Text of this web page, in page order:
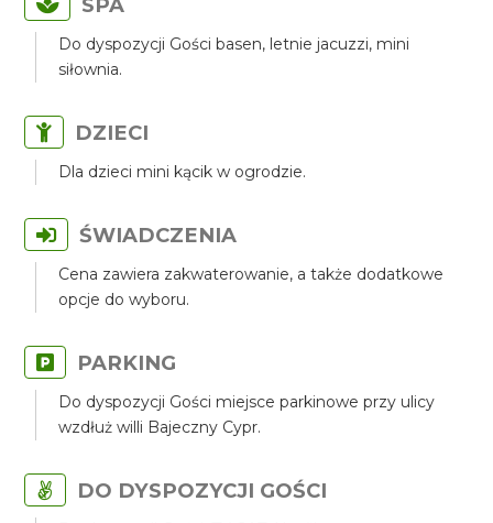
Do dyspozycji Gości basen, letnie jacuzzi, mini
siłownia.
DZIECI
Dla dzieci mini kącik w ogrodzie.
ŚWIADCZENIA
Cena zawiera zakwaterowanie, a także dodatkowe
opcje do wyboru.
PARKING
Do dyspozycji Gości miejsce parkinowe przy ulicy
wzdłuż willi Bajeczny Cypr.
DO DYSPOZYCJI GOŚCI